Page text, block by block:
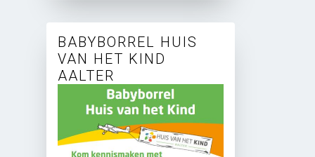
BABYBORREL HUIS
VAN HET KIND
AALTER